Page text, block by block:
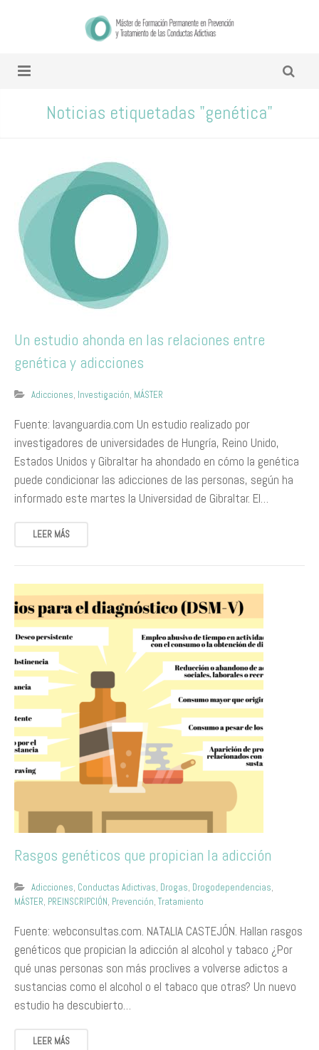
Noticias etiquetadas "genética"
Un estudio ahonda en las relaciones entre
genética y adicciones
Adicciones, Investigación, MÁSTER
Fuente: lavanguardia.com Un estudio realizado por
investigadores de universidades de Hungría, Reino Unido,
Estados Unidos y Gibraltar ha ahondado en cómo la genética
puede condicionar las adicciones de las personas, según ha
informado este martes la Universidad de Gibraltar. El…
LEER MÁS
Rasgos genéticos que propician la adicción
Adicciones, Conductas Adictivas, Drogas, Drogodependencias,
MÁSTER, PREINSCRIPCIÓN, Prevención, Tratamiento
Fuente: webconsultas.com. NATALIA CASTEJÓN. Hallan rasgos
genéticos que propician la adicción al alcohol y tabaco ¿Por
qué unas personas son más proclives a volverse adictos a
sustancias como el alcohol o el tabaco que otras? Un nuevo
estudio ha descubierto…
LEER MÁS